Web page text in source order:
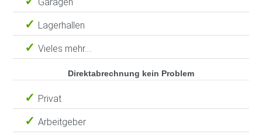
Lagerhallen
Vieles mehr....
Direktabrechnung kein Problem
Privat
Arbeitgeber